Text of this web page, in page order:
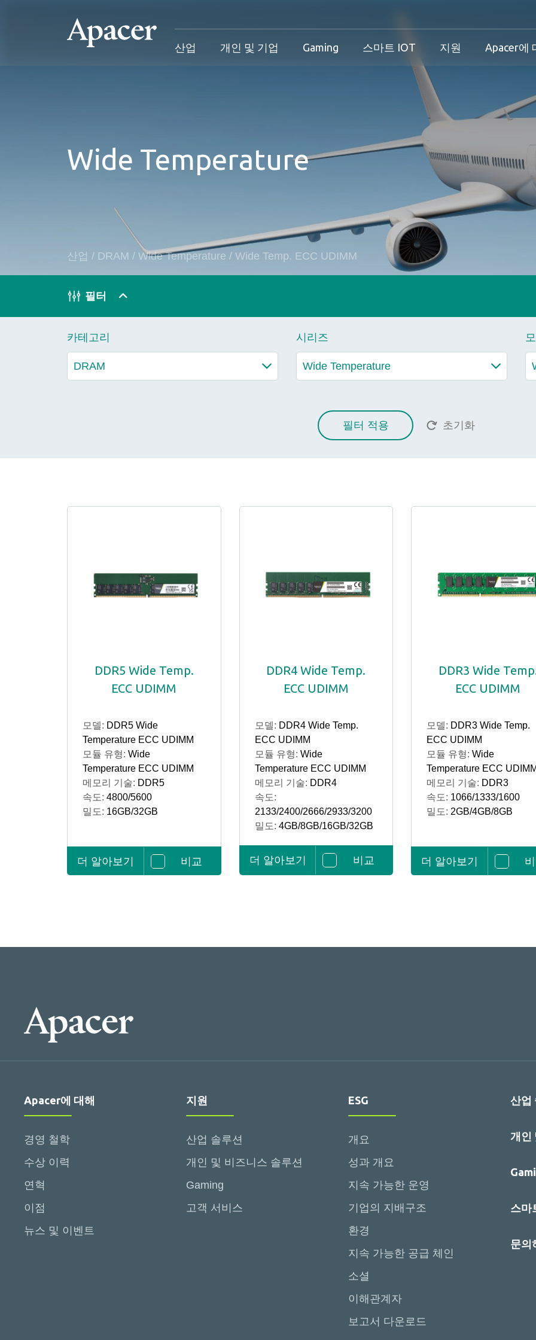
산업
SSD
애플리케이션
성공 사례
기술
개인 및 기업
개인 제품
Blog
Gaming
Gaming 제품
스마트 IOT 지원
개인 및 비즈니스 솔루션
산업 솔루션
보증
다운로드
PCN & EOL 정책
Apacer에
Wide Temperature
산업 / DRAM / Wide Temperature / Wide Temp. ECC UDIMM
필터
카테고리 시리즈
필터 적용 초기화
DDR5 Wide Temp.
ECC UDIMM
모델: DDR5 Wide
Temperature ECC UDIMM
모듈 유형: Wide
Temperature ECC UDIMM
메모리 기술: DDR5
속도: 4800/5600
밀도: 16GB/32GB
더 알아보기 비교
DDR4 Wide Temp.
ECC UDIMM
모델: DDR4 Wide Temp.
ECC UDIMM
모듈 유형: Wide
Temperature ECC UDIMM
메모리 기술: DDR4
속도:
2133/2400/2666/2933/3200
밀도: 4GB/8GB/16GB/32GB
더 알아보기 비교
DDR3 Wide
ECC UDIMM
모델: DDR3 Wide Temp.
ECC UDIMM
모듈 유형: Wide
Temperature ECC
메모리 기술: DDR3
속도: 1066/1333/1600
밀도: 2GB/4GB/8GB
더 알아보기
Apacer에 대해
경영 철학
수상 이력
연혁
이점
뉴스 및 이벤트
지원
산업 솔루션
개인 및 비즈니스 솔루션
Gaming
고객 서비스
ESG
개요
성과 개요
지속 가능한 운영
기업의 지배구조
환경
지속 가능한 공급 체인
소셜
이해관계자
보고서 다운로드
산업
개인
스마
문의